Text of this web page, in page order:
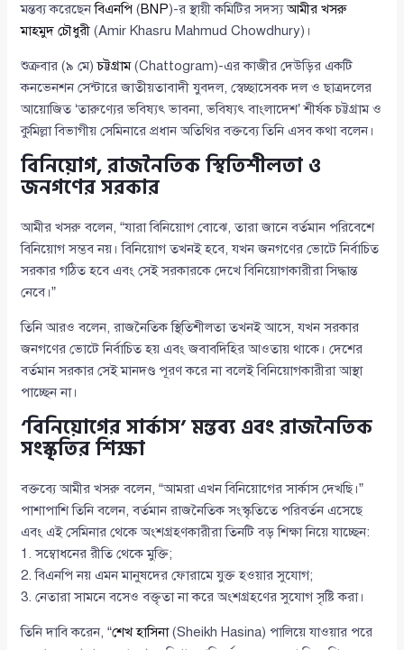
মন্তব্য করেছেনবিএনপি (BNP)-র স্থায়ী কমিটির সদস্যআমীর খসরু
মাহমুদ চৌধুরী (Amir Khasru Mahmud Chowdhury)।
শুক্রবার (৯ মে)চট্টগ্রাম(Chattogram)-এর কাজীর দেউড়ির একটি
কনভেনশন সেন্টারে জাতীয়তাবাদী যুবদল, স্বেচ্ছাসেবক দল ও ছাত্রদলের
আয়োজিত ‘তারুণ্যের ভবিষ্যৎ ভাবনা, ভবিষ্যৎ বাংলাদেশ’ শীর্ষক চট্টগ্রাম ও
কুমিল্লা বিভাগীয় সেমিনারে প্রধান অতিথির বক্তব্যে তিনি এসব কথা বলেন।
বিনিয়োগ, রাজনৈতিক স্থিতিশীলতা ও
জনগণের সরকার
আমীর খসরু বলেন, “যারা বিনিয়োগ বোঝে, তারা জানে বর্তমান পরিবেশে
বিনিয়োগ সম্ভব নয়। বিনিয়োগ তখনই হবে, যখন জনগণের ভোটে নির্বাচিত
সরকার গঠিত হবে এবং সেই সরকারকে দেখে বিনিয়োগকারীরা সিদ্ধান্ত
নেবে।”
তিনি আরও বলেন, রাজনৈতিক স্থিতিশীলতা তখনই আসে, যখন সরকার
জনগণের ভোটে নির্বাচিত হয় এবং জবাবদিহির আওতায় থাকে। দেশের
বর্তমান সরকার সেই মানদণ্ড পূরণ করে না বলেই বিনিয়োগকারীরা আস্থা
পাচ্ছেন না।
‘বিনিয়োগের সার্কাস’ মন্তব্য এবং রাজনৈতিক
সংস্কৃতির শিক্ষা
বক্তব্যে আমীর খসরু বলেন, “আমরা এখন বিনিয়োগের সার্কাস দেখছি।”
পাশাপাশি তিনি বলেন, বর্তমান রাজনৈতিক সংস্কৃতিতে পরিবর্তন এসেছে
এবং এই সেমিনার থেকে অংশগ্রহণকারীরা তিনটি বড় শিক্ষা নিয়ে যাচ্ছেন:
1. সম্বোধনের রীতি থেকে মুক্তি;
2. বিএনপি নয় এমন মানুষদের ফোরামে যুক্ত হওয়ার সুযোগ;
3. নেতারা সামনে বসেও বক্তৃতা না করে অংশগ্রহণের সুযোগ সৃষ্টি করা।
তিনি দাবি করেন, “শেখ হাসিনা(Sheikh Hasina) পালিয়ে যাওয়ার পরে